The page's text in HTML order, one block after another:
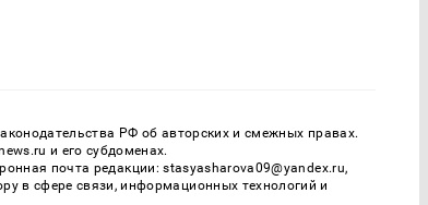
РФ об авторских и смежных правах.
и его субдоменах.
почта редакции: stasyasharova09@yandex.ru,
в сфере связи, информационных технологий и